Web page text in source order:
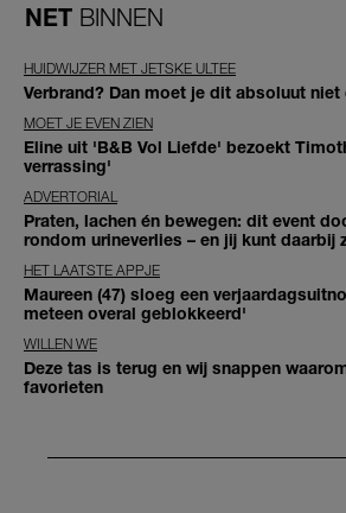
NET BINNEN
HUIDWIJZER MET JETSKE ULTEE
Verbrand? Dan moet je dit absoluut
MOET JE EVEN ZIEN
Eline uit 'B&B Vol Liefde' bezoekt
verrassing'
ADVERTORIAL
Praten, lachen én bewegen: dit event
rondom urineverlies – en jij kunt daarbij
HET LAATSTE APPJE
Maureen (47) sloeg een
meteen overal geblokkeerd'
WILLEN WE
Deze tas is terug en wij snappen
favorieten